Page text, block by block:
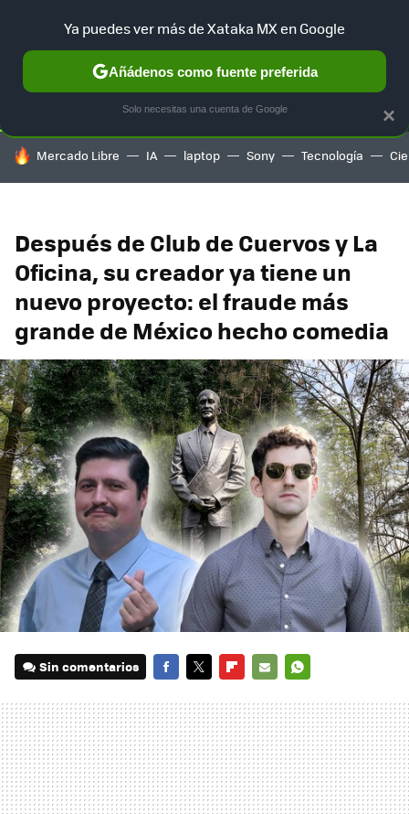
SELECCIÓN GAMING HOME AUTO TERRITORIO
HOY SE HABLA DE
Mercado Libre IA laptop Sony Tecnología
Después de Club de Cuervos y La
Oficina, su creador ya tiene un
nuevo proyecto: el fraude más
grande de México hecho comedia
Sin comentarios
MAIL
×
Ya puedes ver más de Xataka MX en Google
Añádenos como fuente preferida
Solo necesitas una cuenta de Google